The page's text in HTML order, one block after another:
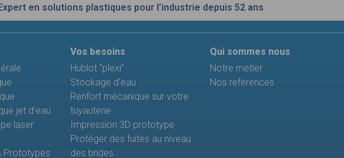
en solutions plastiques pour l’industrie depuis 52 ans
jet d’eau
laser
Prototypes
Vos besoins
Hublot “plexi”
Stockage d’eau
Renfort mécanique sur votre
tuyauterie
Impression 3D prototype
Protéger des fuites au niveau
des brides
Qui sommes nous
Notre metier
Nos references